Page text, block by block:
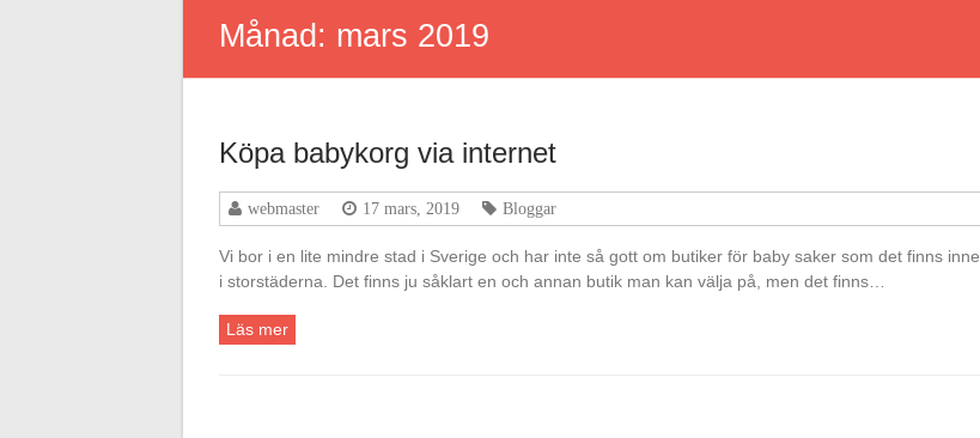
Månad: mars 2019
Köpa babykorg via internet
webmaster 17 mars, 2019 Bloggar
Vi bor i en lite mindre stad i Sverige och har inte så gott om butiker för baby saker som det finns inne
i storstäderna. Det finns ju såklart en och annan butik man kan välja på, men det finns…
Läs mer